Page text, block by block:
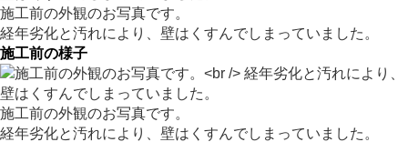
施工前の外観のお写真です。
経年劣化と汚れにより、壁はくすんでしまっていました。
施工前の様子
施工前の外観のお写真です。
経年劣化と汚れにより、壁はくすんでしまっていました。